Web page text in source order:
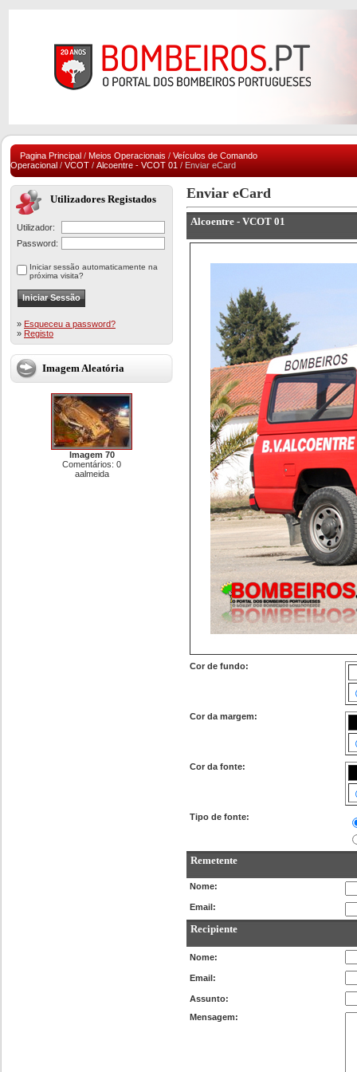
Pagina Principal / Meios Operacionais / Veículos de Comando
Operacional / VCOT / Alcoentre - VCOT 01 / Enviar eCard
Utilizadores Registados
Utilizador:
Password:
Iniciar sessão automaticamente na
próxima visita?
» Esqueceu a password?
» Registo
Imagem Aleatória
Imagem 70
Comentários: 0
aalmeida
Enviar eCard
Alcoentre - VCOT 01
Cor de fundo:
Cor da margem:
Cor da fonte:
Tipo de fonte:
Remetente
Nome:
Email:
Recipiente
Nome:
Email:
Assunto:
Mensagem: